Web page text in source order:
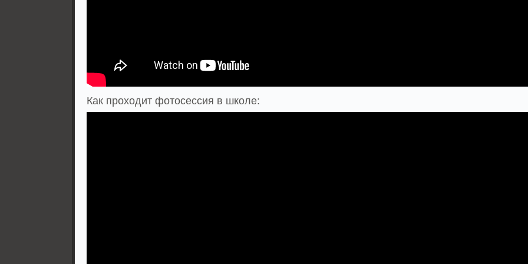
Как проходит фотосессия в школе: